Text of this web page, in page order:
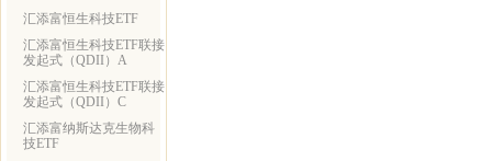
汇添富恒生科技ETF
汇添富恒生科技ETF联接
发起式（QDII）A
汇添富恒生科技ETF联接
发起式（QDII）C
汇添富纳斯达克生物科
技ETF